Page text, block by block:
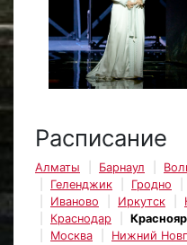
Расписание
Алматы Барнаул
Геленджик
Гродно
Иваново
Иркутск
Краснодар
Москва
Нижний